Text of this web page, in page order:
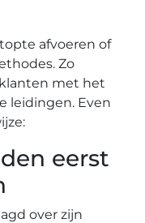
afvoeren of
Zo
met het
leidingen. Even
eerst
over zijn